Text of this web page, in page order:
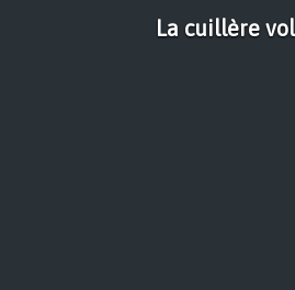
La cuillère